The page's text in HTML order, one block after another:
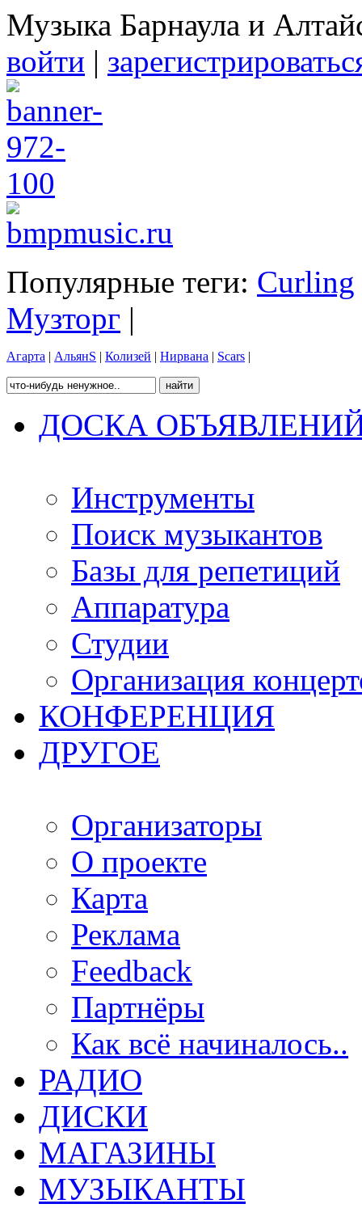
Музыка Барнаула и
войти |
Популярные теги: Curling
Музторг |
Агарта | АльянS | Колизей | Нирвана | Scars |
ДОСКА
Инструменты
Поиск музыкантов
Базы для репетиций
Аппаратура
Студии
Организация
КОНФЕРЕНЦИЯ
ДРУГОЕ
Организаторы
О проекте
Карта
Реклама
Feedback
Партнёры
Как всё начиналось..
РАДИО
ДИСКИ
МАГАЗИНЫ
МУЗЫКАНТЫ